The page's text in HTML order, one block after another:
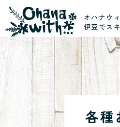
オハナウ
伊豆でス
各種